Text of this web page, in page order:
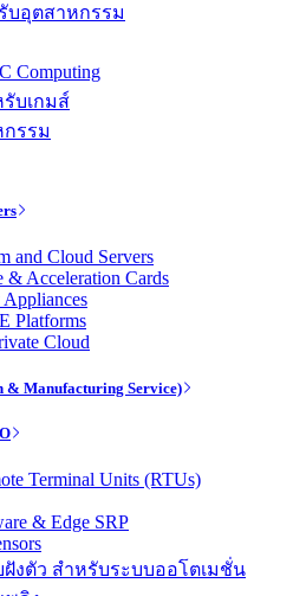
บอุตสาหกรรม
Computing
บเกมส์
รรม
and Cloud Servers
& Acceleration Cards
Platforms
Cloud
& Manufacturing Service)
Terminal Units (RTUs)
& Edge SRP
งตัว สำหรับระบบออโตเมชั่น